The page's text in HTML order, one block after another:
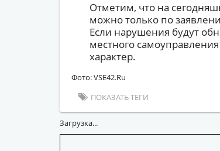
Отметим, что на
можно только по
Если нарушения будут
местного
характер.
Фото: VSE42.Ru
ПОКАЗАТЬ ТЕГИ
Загрузка...